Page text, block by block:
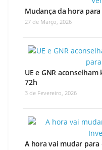
Mudança da hora
27 de Março, 2026
UE e GNR
72h
3 de Fevereiro, 2026
A hora vai mudar